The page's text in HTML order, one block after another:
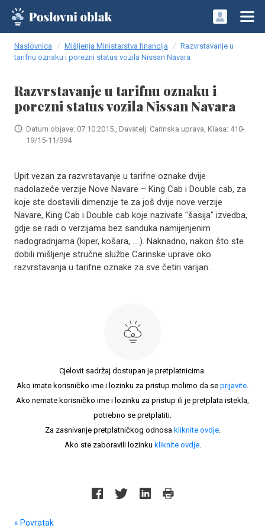
Naslovnica Mišljenja Ministarstva financija
Razvrstavanje u
tarifnu oznaku i porezni status vozila Nissan Navara
Razvrstavanje u tarifnu oznaku i
porezni status vozila Nissan Navara
Datum objave: 07.10.2015., Davatelj: Carinska uprava, Klasa: 410-
19/15-11/994
Upit vezan za razvrstavanje u tarifne oznake dvije
nadolazeće verzije Nove Navare – King Cab i Double cab, za
koje ste dostavili dimenzije te za još dvije nove verzije
Navare, King Cab i Double cab koje nazivate "šasija" izvedba,
gdje se radi o verzijama bez sanduka namijenjenim
nadogradnjama (kiper, košara, ....). Naknadno, nakon što ste
dobili mišljenje stručne službe Carinske uprave oko
razvrstavanja u tarifne oznake za sve četiri varijan..
Cjelovit sadržaj dostupan je pretplatnicima.
Ako imate korisničko ime i lozinku za pristup molimo da se prijavite.
Ako nemate korisničko ime i lozinku za pristup ili je pretplata istekla,
potrebno se pretplatiti.
Za zasnivanje pretplatničkog odnosa kliknite ovdje.
Ako ste zaboravili lozinku kliknite ovdje.
« Povratak